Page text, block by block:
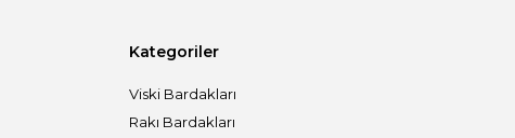
Kategoriler
Viski Bardakları
Rakı Bardakları